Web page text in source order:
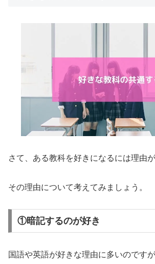
さて、ある教科を好きになるには理由が
その理由について考えてみましょう。
①暗記するのが好き
国語や英語が好きな理由に多いのです